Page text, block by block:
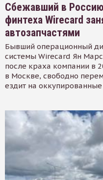
Сбежавший в
финтеха Wirecard
автозапчастями
Бывший операционный
системы Wirecard Ян
после краха компании в
в Москве, свободно
ездит на